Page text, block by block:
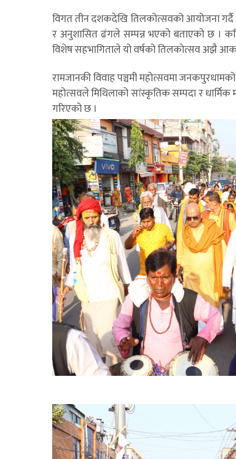
विगत तीन दशकदेखि तिलकोत्सवको आयोजना गर्दै
र अनुशासित ढंगले सम्पन्न भएको बताएको छ ।
विशेष सहभागिताले यो वर्षको तिलकोत्सव अझै
रामजानकी विवाह पञ्चमी महोत्सवमा
महोत्सवले मिथिलाको सांस्कृतिक सम्पदा र धार्मिक
गरिएको छ ।